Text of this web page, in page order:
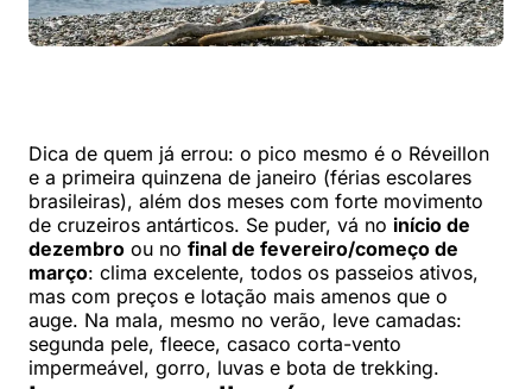
Dica de quem já errou: o pico mesmo é o Réveillon
e a primeira quinzena de janeiro (férias escolares
brasileiras), além dos meses com forte movimento
de cruzeiros antárticos. Se puder, vá no início de
dezembro ou no final de fevereiro/começo de
março: clima excelente, todos os passeios ativos,
mas com preços e lotação mais amenos que o
auge. Na mala, mesmo no verão, leve camadas:
segunda pele, fleece, casaco corta-vento
impermeável, gorro, luvas e bota de trekking.